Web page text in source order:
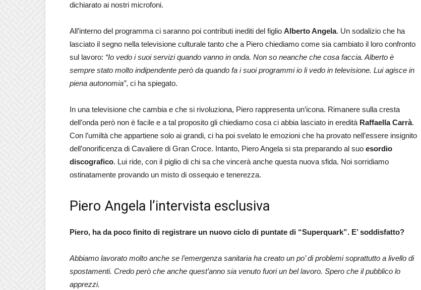
dichiarato ai nostri microfoni.
All’interno del programma ci saranno poi contributi inediti del figlio Alberto Angela. Un sodalizio che ha
lasciato il segno nella televisione culturale tanto che a Piero chiediamo come sia cambiato il loro confronto
sul lavoro: “Io vedo i suoi servizi quando vanno in onda. Non so neanche che cosa faccia. Alberto è
sempre stato molto indipendente però da quando fa i suoi programmi io li vedo in televisione. Lui agisce in
piena autonomia”, ci ha spiegato.
In una televisione che cambia e che si rivoluziona, Piero rappresenta un’icona. Rimanere sulla cresta
dell’onda però non è facile e a tal proposito gli chiediamo cosa ci abbia lasciato in eredità Raffaella Carrà.
Con l’umiltà che appartiene solo ai grandi, ci ha poi svelato le emozioni che ha provato nell’essere insignito
dell’onorificenza di Cavaliere di Gran Croce. Intanto, Piero Angela si sta preparando al suo esordio
discografico. Lui ride, con il piglio di chi sa che vincerà anche questa nuova sfida. Noi sorridiamo
ostinatamente provando un misto di ossequio e tenerezza.
Piero Angela l’intervista esclusiva
Piero, ha da poco finito di registrare un nuovo ciclo di puntate di “Superquark”. E’ soddisfatto?
Abbiamo lavorato molto anche se l’emergenza sanitaria ha creato un po’ di problemi soprattutto a livello di
spostamenti. Credo però che anche quest’anno sia venuto fuori un bel lavoro. Spero che il pubblico lo
apprezzi.